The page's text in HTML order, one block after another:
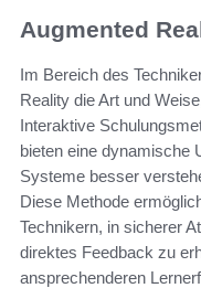
Augmented
Im Bereich des
Reality die Art und
Interaktive
bieten eine dynamische
Systeme besser
Diese Methode
Technikern, in sicherer
direktes Feedback zu
ansprechenderen